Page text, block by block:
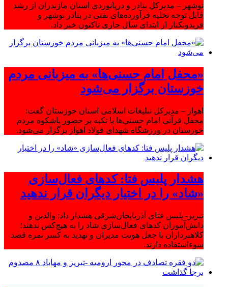
نوشهر – مدیرکل بنادر و دریانوردی استان مازندران از رشد
قابل توجه تخلیه فرآورده‌های نفتی در بنادر نوشهر و
فریدونکنار از ابتدای سال جاری تاکنون خبر داد.
«محفل امام حسنی‌ها» به میزبانی مردم
خوزستان برگزار می‌شود
اهواز – مدیرکل تبلیغات اسلامی استان خوزستان گفت:
محفل قرآنی امام حسنی‌ها با تکیه بر حضور باشکوه مردم
خوزستان در ورزشگاه شهدای فولاد اهواز برگزار می‌شود.
هشدار پلیس فتا: کدهای فعال‌سازی
«شاد» را در اختیار دیگران قرار ندهید
تبریز- پلیس فتای آذربایجان‌شرقی هشدار داد: والدین و
دانش‌آموزان کدهای فعال‌سازی شاد را به هیچ‌کس ندهند؛
کلاهبرداران با جعل هویت مدیران و تهدید به کسر نمره قصد
سوءاستفاده دارند.